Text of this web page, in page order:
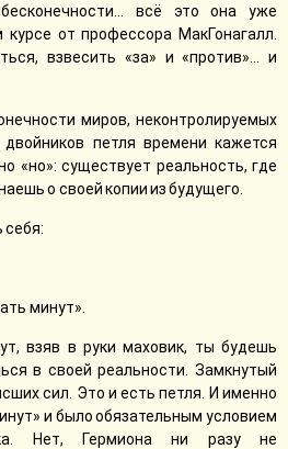
всё это она уже
от профессора МакГонагалл.
взвесить «за» и «против»… и
миров, неконтролируемых
петля времени кажется
«но»: существует реальность, где
о своей копии из будущего.
себя:
минут».
взяв в руки маховик, ты будешь
в своей реальности. Замкнутый
сил. Это и есть петля. И именно
и было обязательным условием
Нет, Гермиона ни разу не